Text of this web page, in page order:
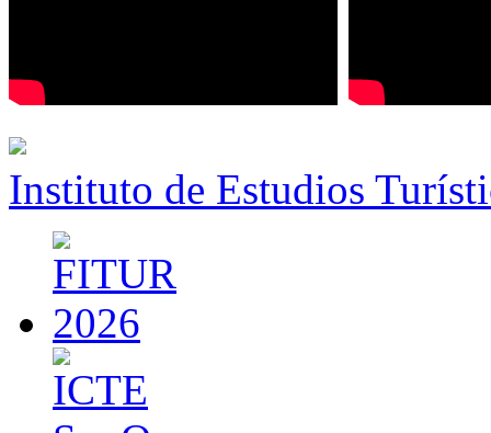
Instituto de Estudios